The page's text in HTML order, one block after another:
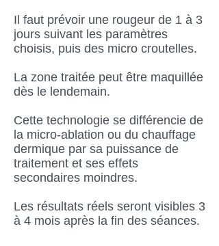
Il faut prévoir une rougeur de 1 à 3
jours suivant les paramètres
choisis, puis des micro croutelles.
La zone traitée peut être maquillée
dès le lendemain.
Cette technologie se différencie de
la micro-ablation ou du chauffage
dermique par sa puissance de
traitement et ses effets
secondaires moindres.
Les résultats réels seront visibles 3
à 4 mois après la fin des séances.